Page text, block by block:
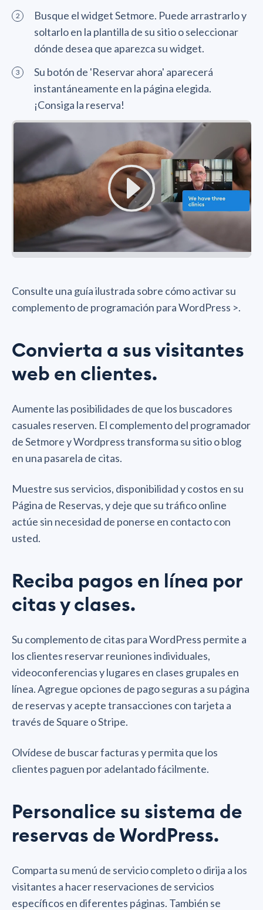
Busque el widget Setmore. Puede arrastrarlo y
soltarlo en la plantilla de su sitio o seleccionar
dónde desea que aparezca su widget.
Su botón de 'Reservar ahora' aparecerá
instantáneamente en la página elegida.
¡Consiga la reserva!
Consulte una guía ilustrada sobre cómo activar su
complemento de programación para WordPress >.
Convierta a sus visitantes
web en clientes.
Aumente las posibilidades de que los buscadores
casuales reserven. El complemento del programador
de Setmore y Wordpress transforma su sitio o blog
en una pasarela de citas.
Muestre sus servicios, disponibilidad y costos en su
Página de Reservas, y deje que su tráfico online
actúe sin necesidad de ponerse en contacto con
usted.
Reciba pagos en línea por
citas y clases.
Su complemento de citas para WordPress permite a
los clientes reservar reuniones individuales,
videoconferencias y lugares en clases grupales en
línea. Agregue opciones de pago seguras a su página
de reservas y acepte transacciones con tarjeta a
través de Square o Stripe.
Olvídese de buscar facturas y permita que los
clientes paguen por adelantado fácilmente.
Personalice su sistema de
reservas de WordPress.
Comparta su menú de servicio completo o dirija a los
visitantes a hacer reservaciones de servicios
específicos en diferentes páginas. También se